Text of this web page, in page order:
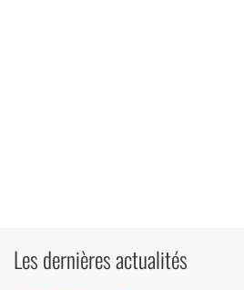
Les dernières actualités